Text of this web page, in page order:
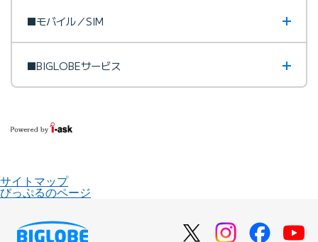
■モバイル／SIM
■BIGLOBEサービス
サイトマップ
びっぷるのページ